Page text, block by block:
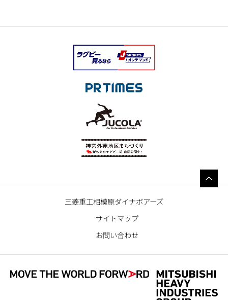
三菱重工相模原ダイナボアーズ
サイトマップ
お問い合わせ